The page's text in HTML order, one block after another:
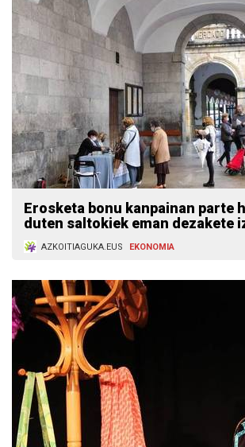
Erosketa bonu kanpainan parte
duten saltokiek eman dezakete
AZKOITIAGUKA.EUS EKONOMIA